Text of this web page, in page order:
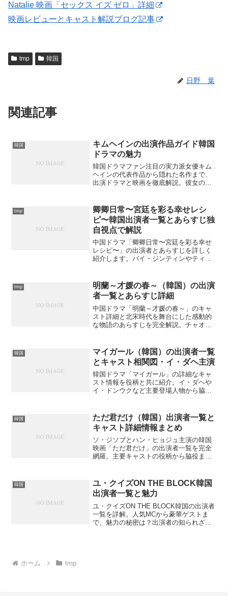
Natalie 映画「セックス イズ ゼロ」詳細
映画レビューとキャスト解説ブログ記事
tmp 韓国
日野 葉
関連記事
韓国
キムヘインの出演作品ガイド韓国
ドラマの魅力
韓国ドラマファン注目の実力派女優キム
ヘインの代表作品から隠れた名作まで、
出演ドラマと映画を徹底解説。彼女の魅
tmp
卿卿日常〜宮廷を彩る幸せレシ
ピ〜韓国出演者一覧とあらすじ独
自視点で解説
中国ドラマ「卿卿日常〜宮廷を彩る幸せ
レシピ〜」の出演者とあらすじを詳しく
紹介します。バイ・ジンティンやティエ
この作品の隠れた魅力を知っています
か？
tmp
明蘭～才媛の春～（韓国）の出演
者一覧とあらすじ詳細
中国ドラマ「明蘭～才媛の春～」のキャ
スト詳細と北宋時代を舞台にした感動的
な物語のあらすじを完全解説。チャオ・
韓国
マイガール（韓国）の出演者一覧
とキャスト相関図・イ・ダヘ主演
韓国ドラマ「マイガール」の詳細なキャ
スト情報を役柄と共に紹介。イ・ダヘや
イ・ドンウクなど主要登場人物から脇役
韓国
ただ君だけ（韓国）出演者一覧と
キャスト詳細情報まとめ
ソ・ジソブとハン・ヒョジュ主演の韓国
映画「ただ君だけ」の出演者一覧を完全
網羅。主要キャストの役柄から脇役まで
韓国
ユ・クイズON THE BLOCK韓国
出演者一覧と魅力
ユ・クイズON THE BLOCK韓国の出演者
一覧を詳解。人気MCから豪華ゲストま
で、魅力の秘密は？出演者の知られざる
ホーム tmp